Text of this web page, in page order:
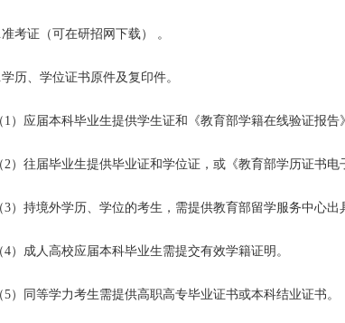
准考证（可在研招网下载） 。
学历、学位证书原件及复印件。
1 ）应届本科毕业生提供学生证和《教育部学籍在线验证报告
2）往届毕业生提供毕业证和学位证，或《教育部学历证书
3）持境外学历、学位的考生，需提供教育部留学服务中心出
4）成人高校应届本科毕业生需提交有效学籍证明。
5）同等学力考生需提供高职高专毕业证书或本科结业证书。